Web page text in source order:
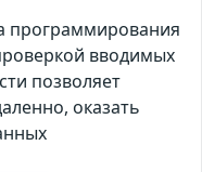
программирования
вводимых
позволяет
оказать